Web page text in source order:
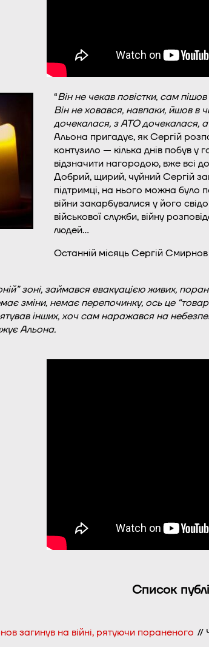
“Він не чекав повістки, сам
Він не ховався, навпаки, йшов в
дочекалася, з АТО дочекалася,
Альона пригадує, як Сергій
контузило — кілька днів побув у
відзначити нагородою, вже всі
Добрий, щирий, чуйний Сергій
підтримці, на нього можна було
війни закарбувалися у його
військової служби, війну
людей…
Останній місяць Сергій Смирнов
зоні, займався евакуацією живих,
зміни, немає перепочинку, ось це
інших, хоч сам наражався на
Альона.
Список
загинув на війні, рятуючи пораненого //